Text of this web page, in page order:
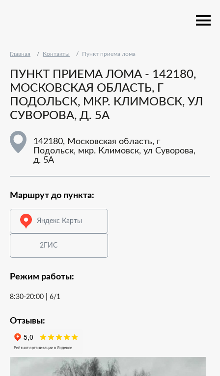
Главная Контакты Пункт приема лома
ПУНКТ ПРИЕМА ЛОМА - 142180,
МОСКОВСКАЯ ОБЛАСТЬ, Г
ПОДОЛЬСК, МКР. КЛИМОВСК, УЛ
СУВОРОВА, Д. 5А
142180, Московская область, г
Подольск, мкр. Климовск, ул Суворова,
д. 5А
Маршрут до пункта:
Яндекс Карты
2ГИС
Режим работы:
8:30-20:00 | 6/1
Отзывы: